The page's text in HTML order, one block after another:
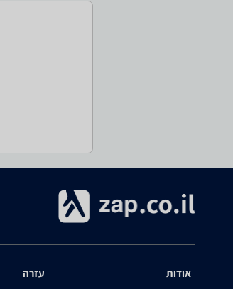
אודות עזרה